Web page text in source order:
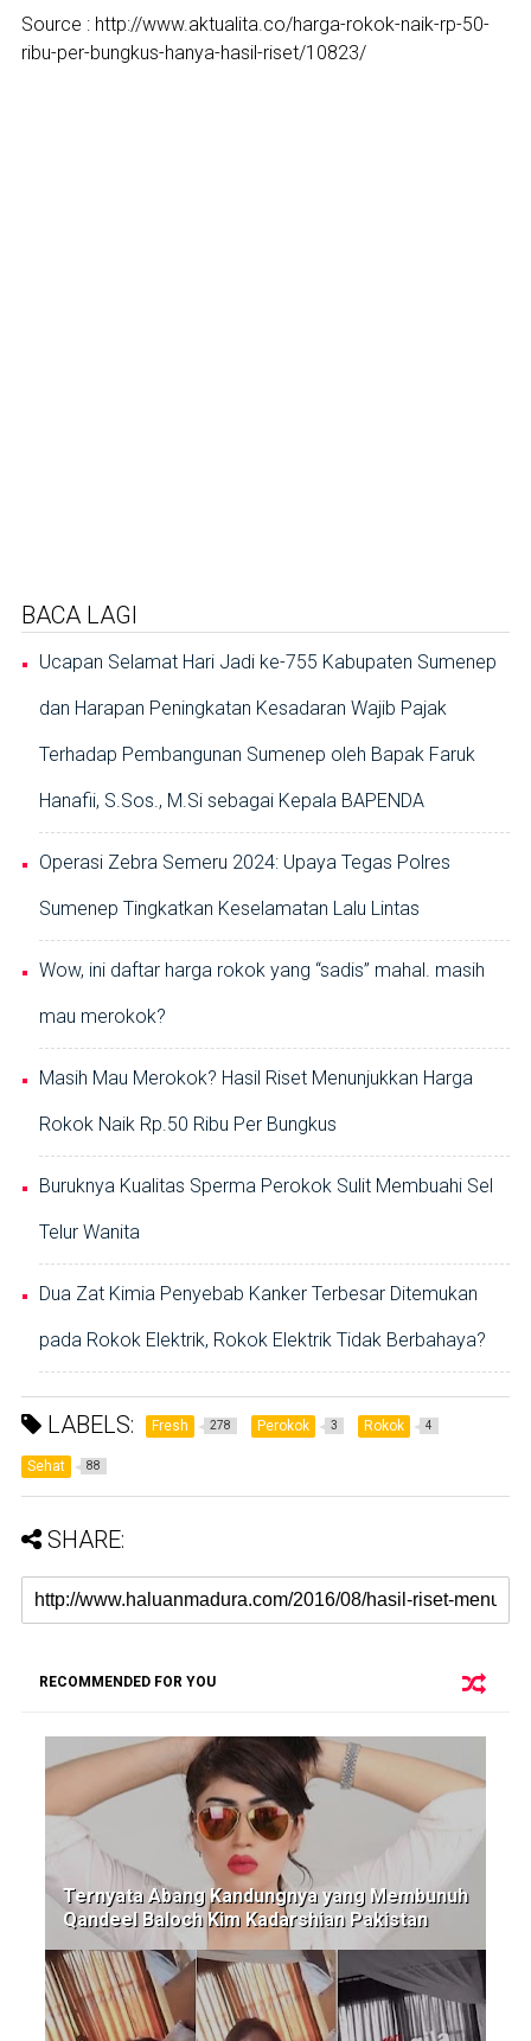
Source : http://www.aktualita.co/harga-rokok-naik-rp-50-
ribu-per-bungkus-hanya-hasil-riset/10823/
BACA LAGI
Ucapan Selamat Hari Jadi ke-755 Kabupaten Sumenep
dan Harapan Peningkatan Kesadaran Wajib Pajak
Terhadap Pembangunan Sumenep oleh Bapak Faruk
Hanafii, S.Sos., M.Si sebagai Kepala BAPENDA
Operasi Zebra Semeru 2024: Upaya Tegas Polres
Sumenep Tingkatkan Keselamatan Lalu Lintas
Wow, ini daftar harga rokok yang “sadis” mahal. masih
mau merokok?
Masih Mau Merokok? Hasil Riset Menunjukkan Harga
Rokok Naik Rp.50 Ribu Per Bungkus
Buruknya Kualitas Sperma Perokok Sulit Membuahi Sel
Telur Wanita
Dua Zat Kimia Penyebab Kanker Terbesar Ditemukan
pada Rokok Elektrik, Rokok Elektrik Tidak Berbahaya?
LABELS: Fresh 278 Perokok 3 Rokok 4
Sehat 88
SHARE:
RECOMMENDED FOR YOU
Ternyata Abang Kandungnya yang Membunuh
Qandeel Baloch Kim Kadarshian Pakistan